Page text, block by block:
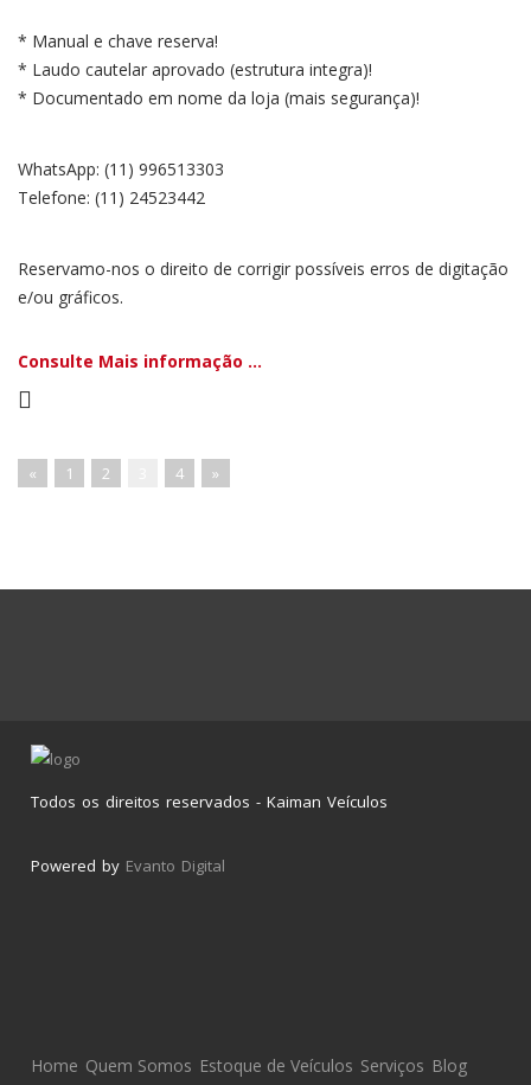
* Manual e chave reserva!
* Laudo cautelar aprovado (estrutura integra)!
* Documentado em nome da loja (mais segurança)!
WhatsApp: (11) 996513303
Telefone: (11) 24523442
Reservamo-nos o direito de corrigir possíveis erros de digitação
e/ou gráficos.
Consulte Mais informação ...
« 1 2 4 »
Todos os direitos reservados - Kaiman Veículos
Powered by Evanto Digital
Home Quem Somos Estoque de Veículos Serviços Blog